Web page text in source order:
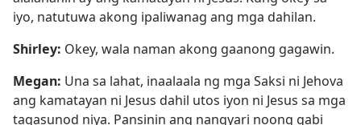
iyo, natutuwa akong ipaliwanag ang mga dahilan.
Shirley: Okey, wala naman akong gaanong gagawin.
Megan: Una sa lahat, inaalaala ng mga Saksi ni Jehova
ang kamatayan ni Jesus dahil utos iyon ni Jesus sa mga
tagasunod niya. Pansinin ang nangyari noong gabi